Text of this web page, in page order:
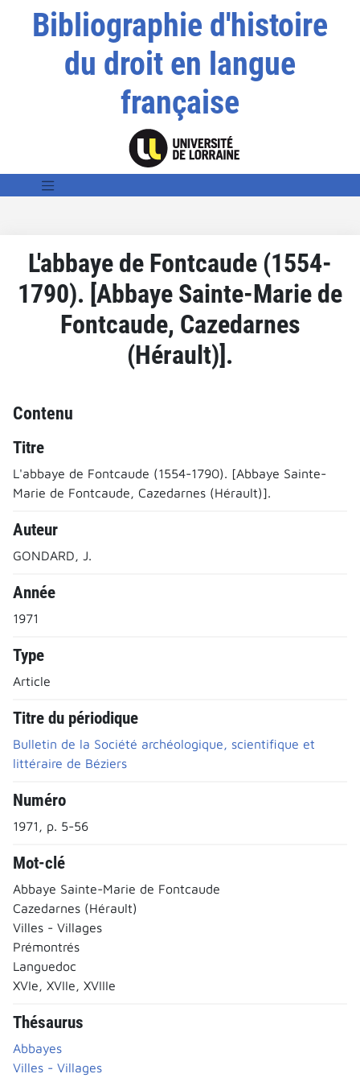
Bibliographie d'histoire
du droit en langue
française
L'abbaye de Fontcaude (1554-
1790). [Abbaye Sainte-Marie de
Fontcaude, Cazedarnes
(Hérault)].
Contenu
Titre
L'abbaye de Fontcaude (1554-1790). [Abbaye Sainte-
Marie de Fontcaude, Cazedarnes (Hérault)].
Auteur
GONDARD, J.
Année
1971
Type
Article
Titre du périodique
Bulletin de la Société archéologique, scientifique et
littéraire de Béziers
Numéro
1971, p. 5-56
Mot-clé
Abbaye Sainte-Marie de Fontcaude
Cazedarnes (Hérault)
Villes - Villages
Prémontrés
Languedoc
XVIe, XVIIe, XVIIIe
Thésaurus
Abbayes
Villes - Villages